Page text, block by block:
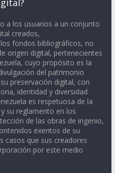
a los usuarios a un conjunto
creados,
fondos bibliográficos, no
origen digital, pertenecientes
cuyo propósito es la
del patrimonio
preservación digital, con
identidad y diversidad
es respetuosa de la
su reglamento en los
de las obras de ingenio,
exentos de su
casos que sus creadores
por este medio